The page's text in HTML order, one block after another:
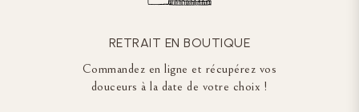
RETRAIT EN BOUTIQUE
Commandez en ligne et récupérez vos
douceurs à la date de votre choix !